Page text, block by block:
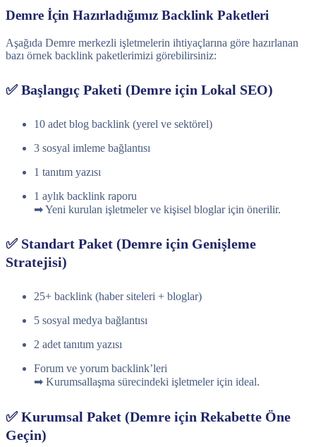
Demre İçin Hazırladığımız Backlink Paketleri
Aşağıda Demre merkezli işletmelerin ihtiyaçlarına göre hazırlanan
bazı örnek backlink paketlerimizi görebilirsiniz:
✅ Başlangıç Paketi (Demre için Lokal SEO)
10 adet blog backlink (yerel ve sektörel)
3 sosyal imleme bağlantısı
1 tanıtım yazısı
1 aylık backlink raporu
➡ Yeni kurulan işletmeler ve kişisel bloglar için önerilir.
✅ Standart Paket (Demre için Genişleme
Stratejisi)
25+ backlink (haber siteleri + bloglar)
5 sosyal medya bağlantısı
2 adet tanıtım yazısı
Forum ve yorum backlink’leri
➡ Kurumsallaşma sürecindeki işletmeler için ideal.
✅ Kurumsal Paket (Demre için Rekabette Öne
Geçin)